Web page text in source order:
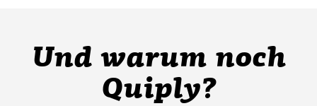
Und warum noch
Quiply?